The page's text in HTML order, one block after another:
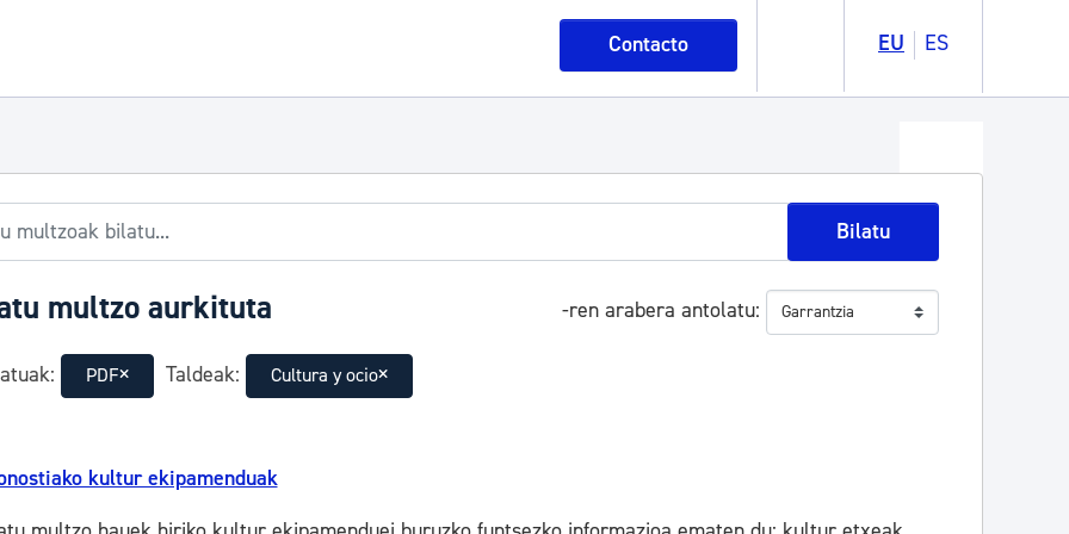
Contacto
EU ES
Bilatu
-ren arabera antolatu
multzo aurkituta
PDF Taldeak: Cultura y ocio
kultur ekipamenduak